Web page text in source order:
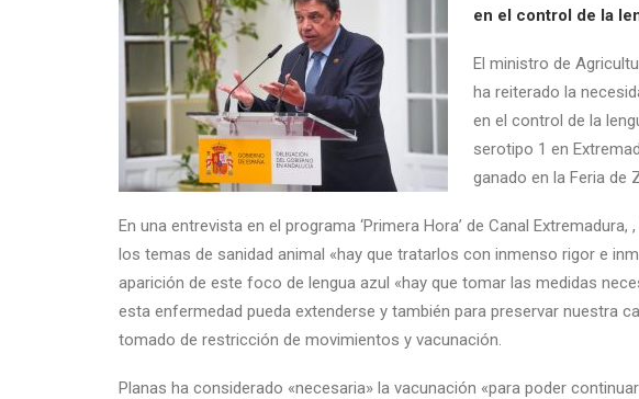
en el control de la
El ministro de
ha reiterado la
en el control de la
serotipo 1 en
ganado en la Feria de
En una entrevista en el programa ‘Primera Hora’ de Canal
los temas de sanidad animal «hay que tratarlos con inmenso rigor e
aparición de este foco de lengua azul «hay que tomar las medidas
esta enfermedad pueda extenderse y también para preservar nuestra
tomado de restricción de movimientos y vacunación.
Planas ha considerado «necesaria» la vacunación «para poder